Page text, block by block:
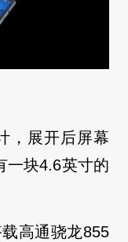
，展开后屏幕
一块4.6英寸的
高通骁龙855